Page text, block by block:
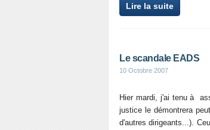
Lire la suite
Le scandale EADS
10 Octobre 2007
Hier mardi, j'ai tenu à
justice le démontrera
d'autres dirigeants...).